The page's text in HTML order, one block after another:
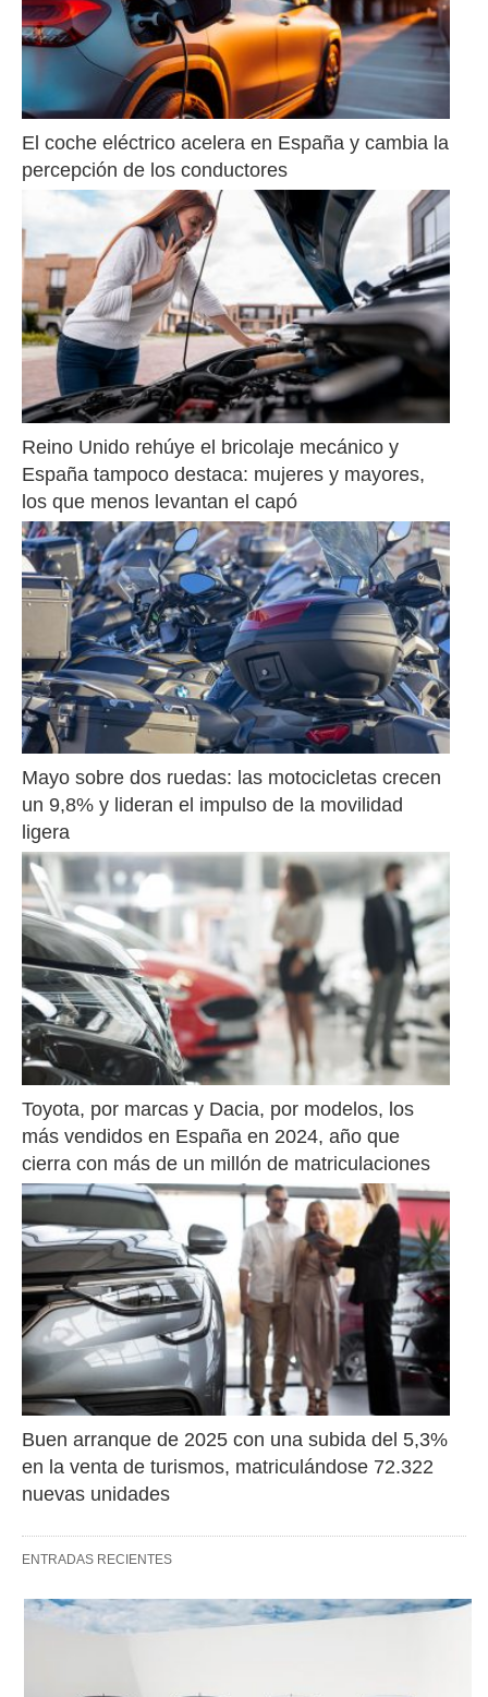
El coche eléctrico acelera en España y cambia la
percepción de los conductores
Reino Unido rehúye el bricolaje mecánico y
España tampoco destaca: mujeres y mayores,
los que menos levantan el capó
Mayo sobre dos ruedas: las motocicletas crecen
un 9,8% y lideran el impulso de la movilidad
ligera
Toyota, por marcas y Dacia, por modelos, los
más vendidos en España en 2024, año que
cierra con más de un millón de matriculaciones
Buen arranque de 2025 con una subida del 5,3%
en la venta de turismos, matriculándose 72.322
nuevas unidades
ENTRADAS RECIENTES